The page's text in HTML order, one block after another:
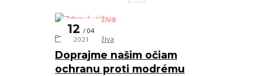
Doprajme našim očiam
ochranu proti modrému
12
04
2021
Zdravá výživa